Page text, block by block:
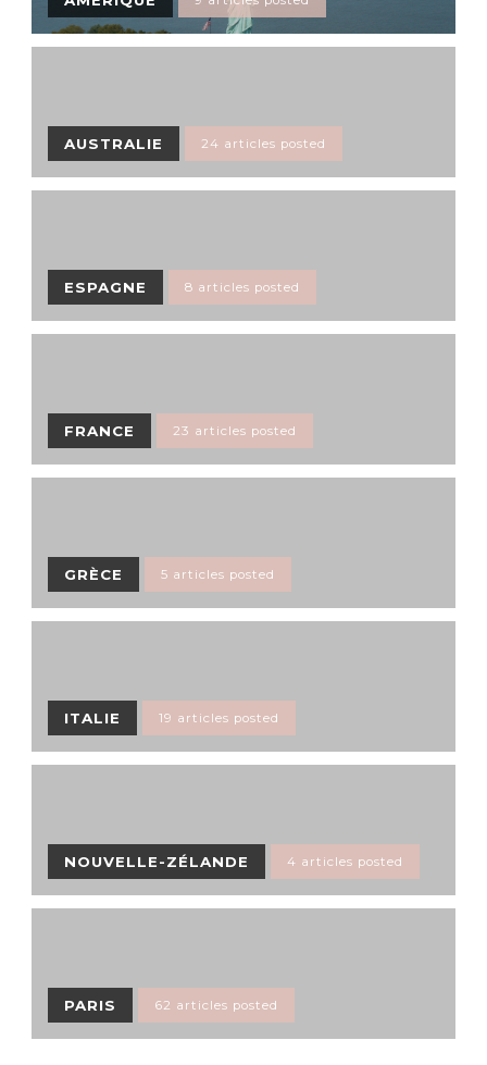
AUSTRALIE 24 articles posted
ESPAGNE 8 articles posted
FRANCE 23 articles posted
GRÈCE 5 articles posted
ITALIE 19 articles posted
NOUVELLE-ZÉLANDE 4 articles posted
PARIS 62 articles posted